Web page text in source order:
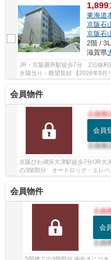
1,899
東海道
京阪石
京阪石
2階 /
滋賀県
JR・京阪膳所駅徒歩7分 2沿線
き陽当り・眺望良好 【2026年9
会員物件
会員
京阪びわ湖浜大津駅徒歩7分/JR
の3階部分 オートロック・エレ
会員物件
会